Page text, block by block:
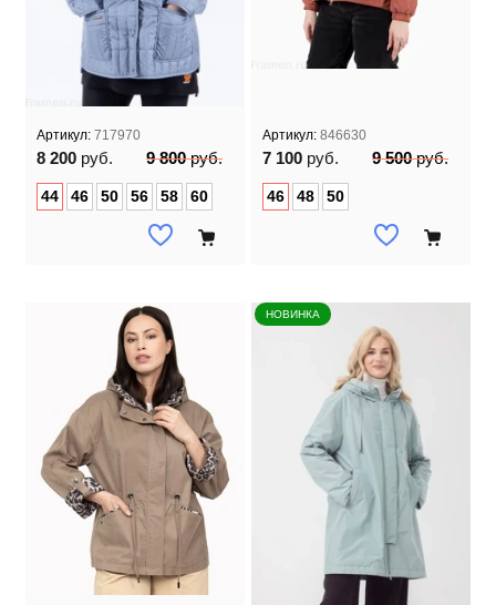
Артикул: 717970
8 200 руб. 9 800руб.
44 46 50 56 58 60
Артикул: 846630
7 100 руб. 9 500руб.
46 48 50
НОВИНКА